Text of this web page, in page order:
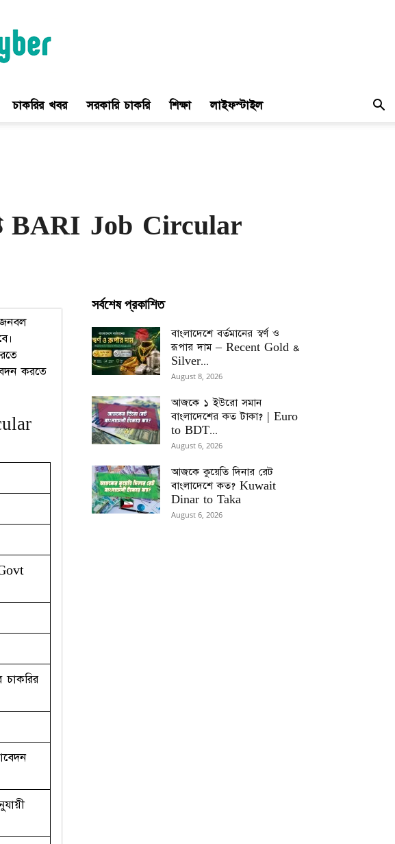
চাকরির খবর সরকারি চাকরি শিক্ষা লাইফস্টাইল
BARI Job Circular
জনবল
করতে
চাকরির
সর্বশেষ প্রকাশিত
বাংলাদেশে বর্তমানের স্বর্ণ ও
রূপার দাম – Recent Gold &
Silver...
August 8, 2026
আজকে ১ ইউরো সমান
বাংলাদেশের কত টাকা? | Euro
to BDT...
August 6, 2026
আজকে কুয়েতি দিনার রেট
বাংলাদেশে কত? Kuwait
Dinar to Taka
August 6, 2026